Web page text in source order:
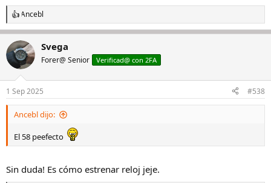
Ver el archivos adjunto 3336103
R
e
c
c
i
e
s
Ancebl
Svega
Forer@ Senior Verificad@ con 2FA
1 Sep 2025 #538
Ancebl dijo:
El 58 peefecto
Sin duda! Es cómo estrenar reloj jeje.